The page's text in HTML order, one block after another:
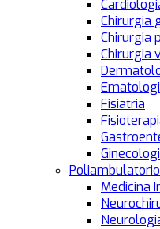
Chirurgia
Chirurgia
Chirurgia
Fisiatria
Poliambulatorio
Medicina